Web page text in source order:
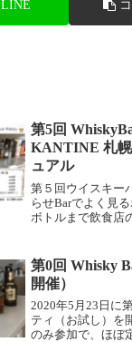
LINE
第5回
KANTINE 札
ュアル
第５回ウイスキー
らせBarでよく見
ボトルまで飲食店
方まで、お気軽に
時 2020年...
第0回 Whisky
開催）
2020年5月23日に
ティ（お試し）を
のみ参加で、ほぼ